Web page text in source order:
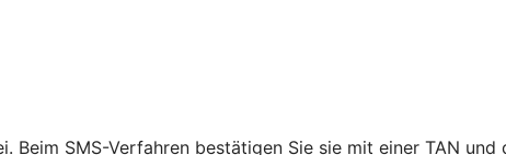
Beim SMS-Verfahren bestätigen Sie sie mit einer TAN